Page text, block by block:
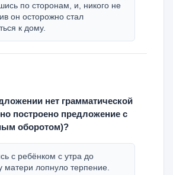
по сторонам, и, никого не
он осторожно стал
к дому.
нет грамматической
построено предложение с
оборотом)?
с ребёнком с утра до
матери лопнуло терпение.